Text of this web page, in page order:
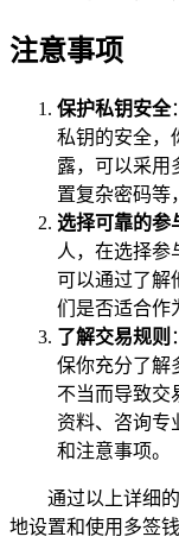
注意事项
保护私钥安全
私钥的安全，
露，可以采用
置复杂密码等
选择可靠的参
人，在选择参
可以通过了解
们是否适合作
了解交易规则
保你充分了解
不当而导致交
资料、咨询专
和注意事项。
通过以上详细
地设置和使用多签